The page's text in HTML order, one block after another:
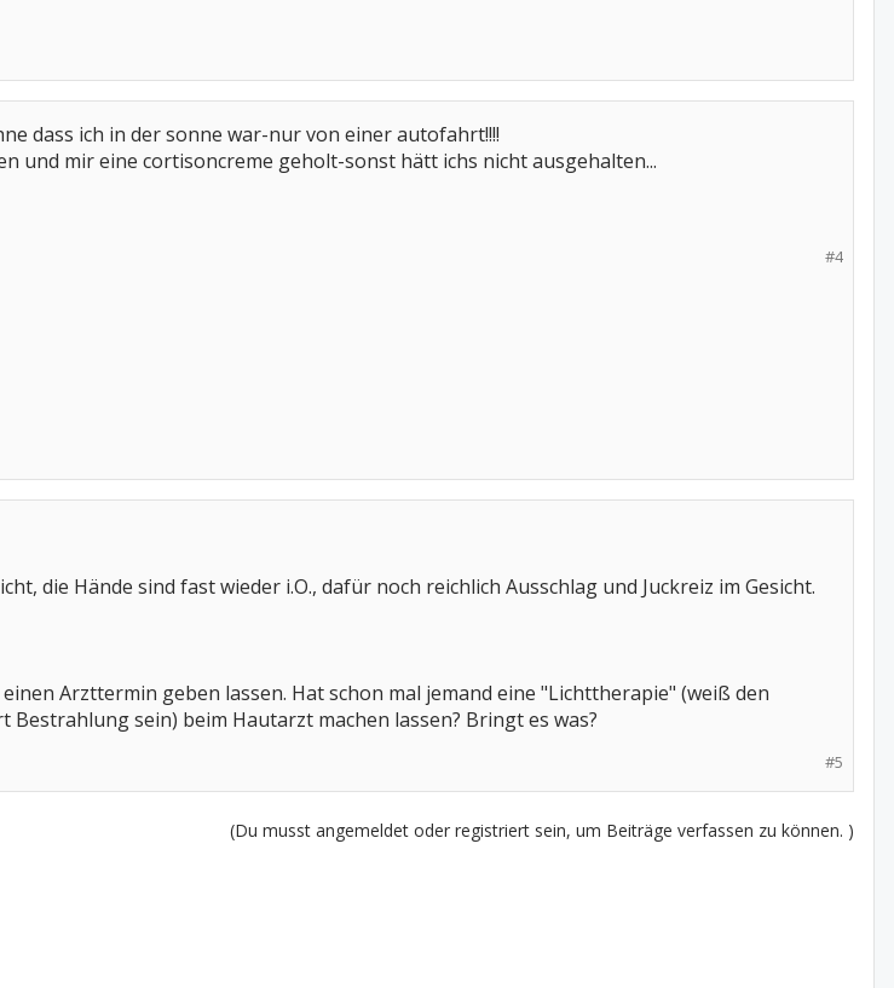
dass ich in der sonne war-nur von einer autofahrt!!!!
und mir eine cortisoncreme geholt-sonst hätt ichs nicht ausgehalten...
#4
die Hände sind fast wieder i.O., dafür noch reichlich Ausschlag und Juckreiz im Gesicht.
Arzttermin geben lassen. Hat schon mal jemand eine "Lichttherapie" (weiß den
sein) beim Hautarzt machen lassen? Bringt es was?
#5
(Du musst angemeldet oder registriert sein, um Beiträge verfassen zu können. )